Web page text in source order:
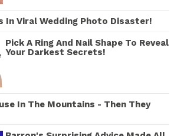
In Viral Wedding Photo Disaster!
Pick A Ring And Nail Shape To Reveal
Your Darkest Secrets!
In The Mountains - Then They